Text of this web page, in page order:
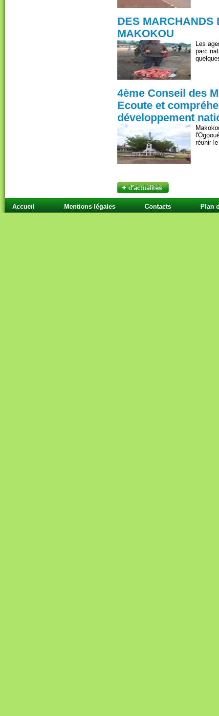
DES MARCHANDS
MAKOKOU
Les
parc
4ème Conseil des
Ecoute et
développement
réunir
Accueil Mentions légales Contacts Plan